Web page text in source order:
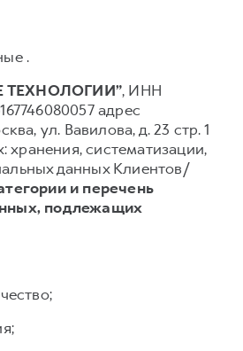
.
, ИНН
адрес
ул. Вавилова, д. 23 стр. 1
хранения, систематизации,
данных Клиентов/
и перечень
подлежащих